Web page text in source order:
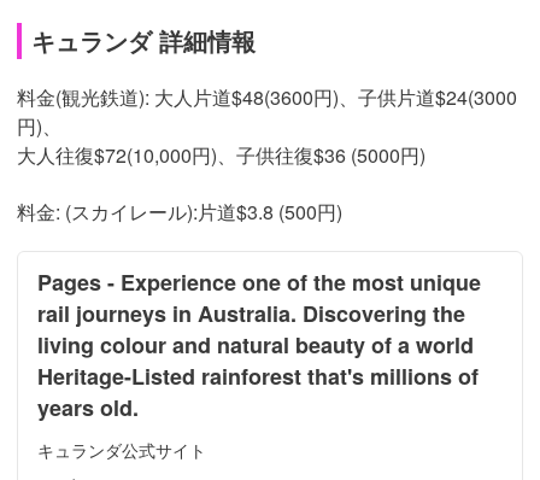
キュランダ 詳細情報
料金(観光鉄道): 大人片道$48(3600円)、子供片道$24(3000
円)、
大人往復$72(10,000円)、子供往復$36 (5000円)
料金: (スカイレール):片道$3.8 (500円)
Pages - Experience one of the most unique
rail journeys in Australia. Discovering the
living colour and natural beauty of a world
Heritage-Listed rainforest that's millions of
years old.
キュランダ公式サイト